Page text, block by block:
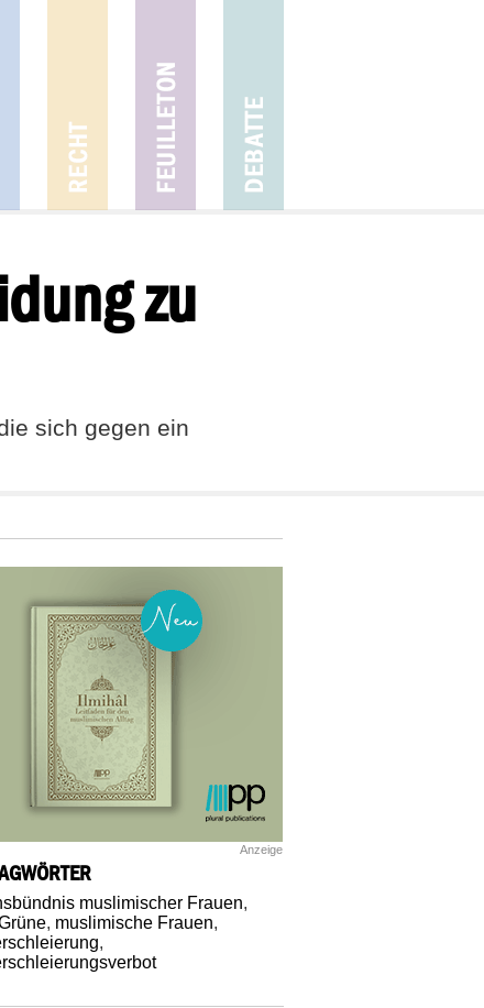
zu
sich gegen ein
Anzeige
muslimischer Frauen,
, muslimische Frauen,
,